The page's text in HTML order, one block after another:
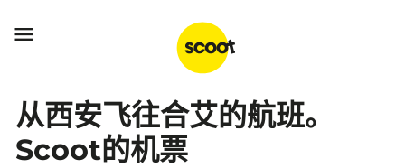

从西安飞往合艾的航班。
Scoot的机票